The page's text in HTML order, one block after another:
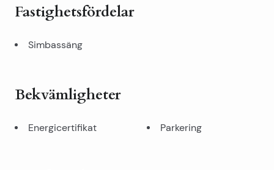
Fastighetsfördelar
Simbassäng
Bekvämligheter
Energicertifikat Parkering